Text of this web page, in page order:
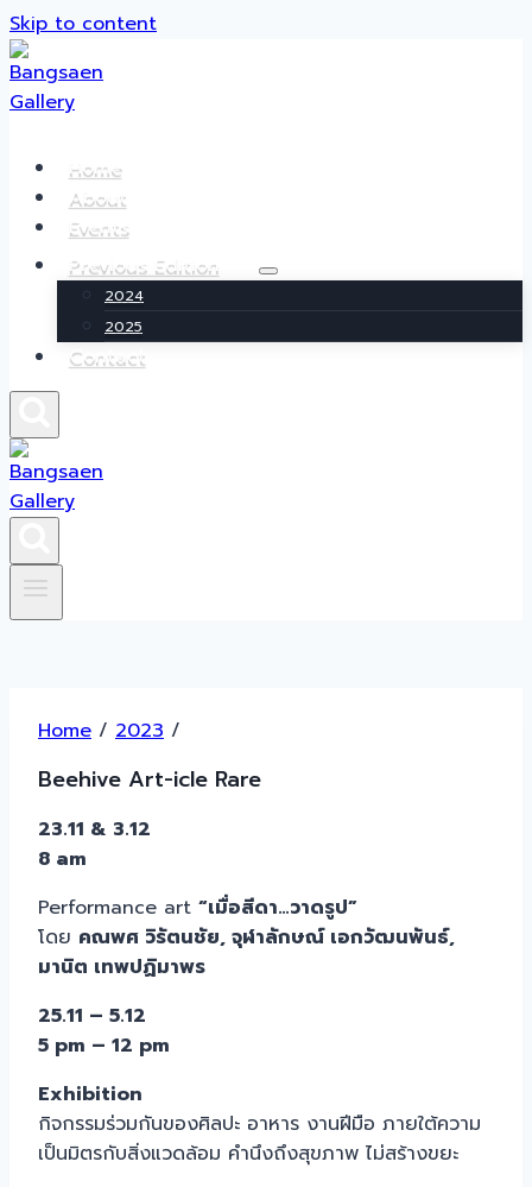
Skip to content
Home
About
Events
Previous Edition
2024
2025
Contact
Home / 2023 /
Beehive Art-icle Rare
23.11 & 3.12
8 am
Performance art “เมื่อสีดา…วาดรูป”
โดย คณพศ วิรัตนชัย, จุฬาลักษณ์ เอกวัฒนพันธ์,
มานิต เทพปฏิมาพร
25.11 – 5.12
5 pm – 12 pm
Exhibition
กิจกรรมร่วมกันของศิลปะ อาหาร งานฝีมือ ภายใต้ความ
เป็นมิตรกับสิ่งแวดล้อม คำนึงถึงสุขภาพ ไม่สร้างขยะ